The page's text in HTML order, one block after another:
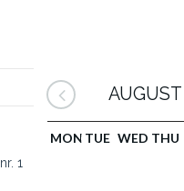
1
MON TUE WED THU